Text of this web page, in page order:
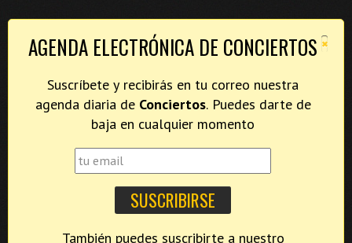
×
AGENDA ELECTRÓNICA DE CONCIERTOS
Suscríbete y recibirás en tu correo nuestra
agenda diaria de Conciertos. Puedes darte de
baja en cualquier momento